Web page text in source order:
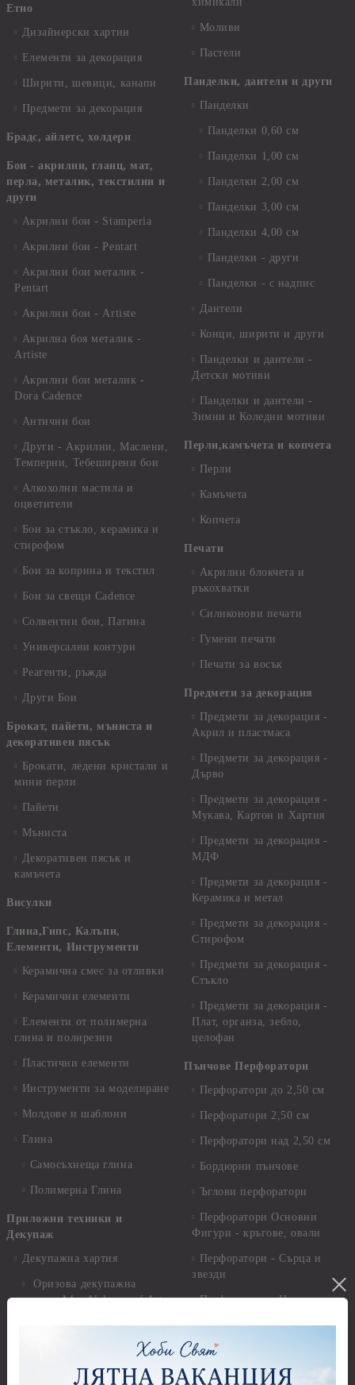
Етно
Дизайнерски хартии
Елементи за декорация
Ширити, шевици, канапи
Предмети за декорация
Брадс, айлетс, холдери
Бои - акрилни, гланц, мат,
перла, металик, текстилни и
други
Акрилни бои - Stamperia
Акрилни бои - Pentart
Акрилни бои металик -
Pentart
Акрилни бои - Artiste
Акрилна боя металик -
Artiste
Акрилни бои металик -
Dora Cadence
Антични бои
Други - Акрилни, Маслени,
Темперни, Тебеширени бои
Алкохолни мастила и
оцветители
Бои за стъкло, керамика и
стирофом
Бои за коприна и текстил
Бои за свещи Cadence
Солвентни бои, Патина
Универсални контури
Реагенти, ръжда
Други Бои
Брокат, пайети, мъниста и
декоративен пясък
Брокати, ледени кристали и
мини перли
Пайети
Мъниста
Декоративен пясък и
камъчета
Висулки
Глина,Гипс, Калъпи,
Елементи, Инструменти
Керамична смес за отливки
Керамични елементи
Елементи от полимерна
глина и полирезин
Пластични елементи
Инструменти за моделиране
Молдове и шаблони
Глина
Самосъхнеща глина
Полимерна Глина
Приложни техники и
Декупаж
Декупажна хартия
Оризова декупажна
хартия А4 - Alchemy of Art -
Оризова декупажна хартия
А4 - Itd. Collection - 25-30
Моливи
Пастели
Панделки, дантели и други
Панделки
Панделки 0,60 см
Панделки 1,00 см
Панделки 2,00 см
Панделки 3,00 см
Панделки 4,00 см
Панделки - други
Панделки - с надпис
Дантели
Конци, ширити и други
Панделки и дантели -
Детски мотиви
Панделки и дантели -
Зимни и Коледни мотиви
Перли,камъчета и копчета
Перли
Камъчета
Копчета
Печати
Акрилни блокчета и
ръкохватки
Силиконови печати
Гумени печати
Печати за восък
Предмети за декорация
Предмети за декорация -
Акрил и пластмаса
Предмети за декорация -
Дърво
Предмети за декорация -
Мукава, Картон и Хартия
Предмети за декорация -
МДФ
Предмети за декорация -
Керамика и метал
Предмети за декорация -
Стирофом
Предмети за декорация -
Стъкло
Предмети за декорация -
Плат, органза, зебло,
целофан
Пънчове Перфоратори
Перфоратори до 2,50 см
Перфоратори 2,50 см
Перфоратори над 2,50 см
Бордюрни пънчове
Ъглови перфоратори
Перфоратори Основни
Фигури - кръгове, овали
Перфоратори - Сърца и
звезди
Перфоратори - Цветя, листа
Перфоратори - Детски
Перфоратори - Животни